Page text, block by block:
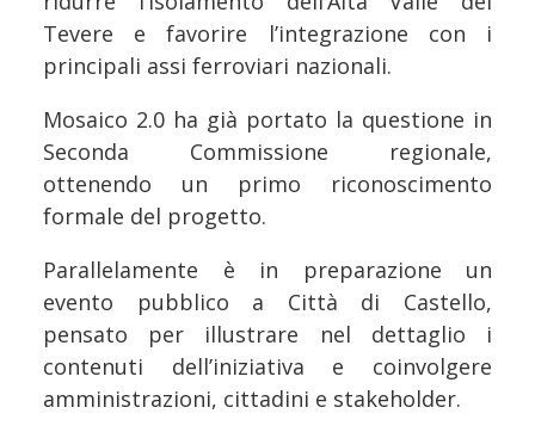
Tevere e favorire l’integrazione con i
principali assi ferroviari nazionali.
Mosaico 2.0 ha già portato la questione in
Seconda Commissione regionale,
ottenendo un primo riconoscimento
formale del progetto.
Parallelamente è in preparazione un
evento pubblico a Città di Castello,
pensato per illustrare nel dettaglio i
contenuti dell’iniziativa e coinvolgere
amministrazioni, cittadini e stakeholder.